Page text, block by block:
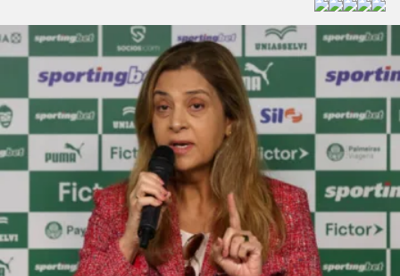
BETBOOM
CÓDIGO
DE
INDICAÇÃO
BET365
CÓDIGO
BETANO
MELHORES
PALMEIRAS
CORINTHIANS
SÃO
PAULO
SANTOS
FLAMENGO
SÉRIE
A
LIBERTADORES
COPA
DO
BRASIL
PREMIER
LEAGUE
ESPORTIVA
MERCADO
DA
BOLA
PALPITES